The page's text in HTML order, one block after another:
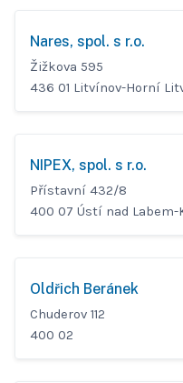
Nares, spol. s r.o.
Žižkova 595
436 01 Litvínov-Horní
NIPEX, spol. s r.o.
Přístavní 432/8
400 07 Ústí nad Labem-
Oldřich Beránek
Chuderov 112
400 02